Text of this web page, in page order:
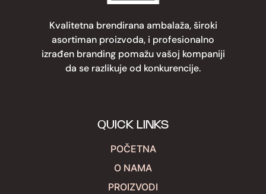
Kvalitetna brendirana ambalaža, široki
asortiman proizvoda, i profesionalno
izrađen branding pomažu vašoj kompaniji
da se razlikuje od konkurencije.
QUICK LINKS
POČETNA
O NAMA
PROIZVODI